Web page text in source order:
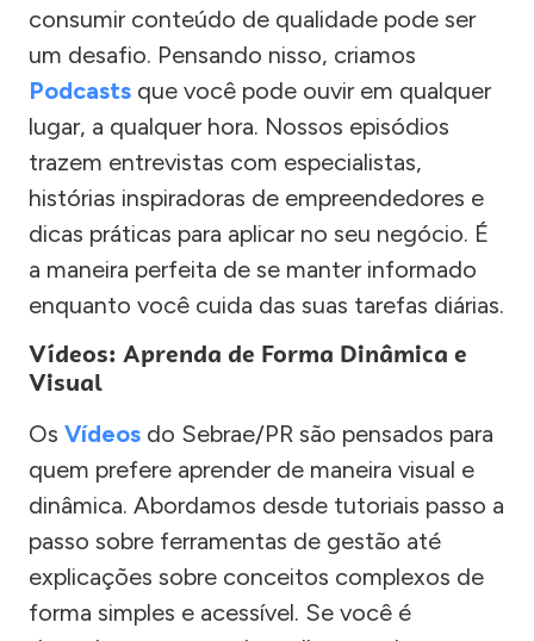
consumir conteúdo de qualidade pode ser
um desafio. Pensando nisso, criamos
Podcasts que você pode ouvir em qualquer
lugar, a qualquer hora. Nossos episódios
trazem entrevistas com especialistas,
histórias inspiradoras de empreendedores e
dicas práticas para aplicar no seu negócio. É
a maneira perfeita de se manter informado
enquanto você cuida das suas tarefas diárias.
Vídeos: Aprenda de Forma Dinâmica e
Visual
Os Vídeos do Sebrae/PR são pensados para
quem prefere aprender de maneira visual e
dinâmica. Abordamos desde tutoriais passo a
passo sobre ferramentas de gestão até
explicações sobre conceitos complexos de
forma simples e acessível. Se você é